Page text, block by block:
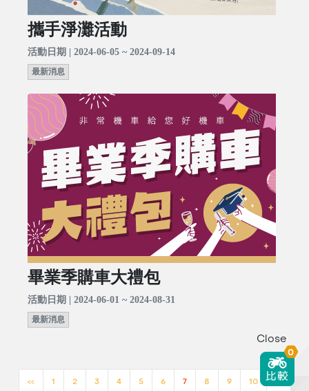
攜手淨灘活動
活動日期 | 2024-06-05 ~ 2024-09-14
最新消息
畢業季購車大禮包
活動日期 | 2024-06-01 ~ 2024-08-31
最新消息
<< 1 2 3 4 5 6 7 8 9 10 >>
Close
0